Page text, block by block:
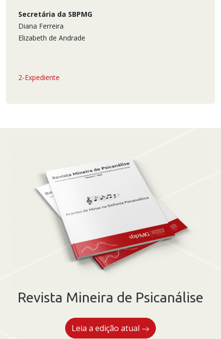
Secretária da SBPMG
Diana Ferreira
Elizabeth de Andrade
2-Expediente
Revista Mineira de Psicanálise
Leia a edição atual